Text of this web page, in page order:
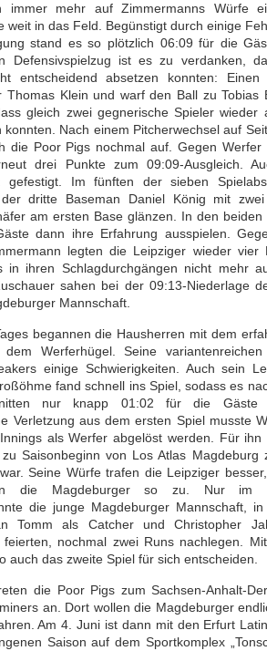
immer mehr auf Zimmermanns Würfe
weit in das Feld. Begünstigt durch einige
stand es so plötzlich 06:09 für die
Defensivspielzug ist es zu verdanken,
entscheidend absetzen konnten: Einen
Thomas Klein und warf den Ball zu Tobias
gleich zwei gegnerische Spieler wieder
konnten. Nach einem Pitcherwechsel auf
die Poor Pigs nochmal auf. Gegen Werfer
drei Punkte zum 09:09-Ausgleich.
gefestigt. Im fünften der sieben
dritte Baseman Daniel König mit
am ersten Base glänzen. In den beiden
dann ihre Erfahrung ausspielen.
legten die Leipziger wieder vier
ihren Schlagdurchgängen nicht mehr
sahen bei der 09:13-Niederlage
Mannschaft.
begannen die Hausherren mit dem
Werferhügel. Seine variantenreichen
einige Schwierigkeiten. Auch sein
fand schnell ins Spiel, sodass es
nur knapp 01:02 für die Gäste
Verletzung aus dem ersten Spiel musste
als Werfer abgelöst werden. Für ihn
Saisonbeginn von Los Atlas Magdeburg
Seine Würfe trafen die Leipziger
die Magdeburger so zu. Nur im
die junge Magdeburger Mannschaft,
Tomm als Catcher und Christopher
nochmal zwei Runs nachlegen.
auch das zweite Spiel für sich entscheiden.
die Poor Pigs zum Sachsen-Anhalt-
an. Dort wollen die Magdeburger
Am 4. Juni ist dann mit den Erfurt
Saison auf dem Sportkomplex